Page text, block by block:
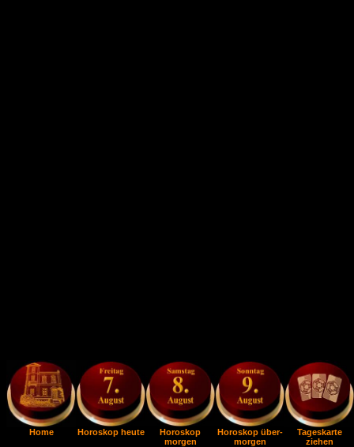
Home Horoskop heute
Horoskop
morgen
Horoskop über-
morgen
Tageskarte
ziehen